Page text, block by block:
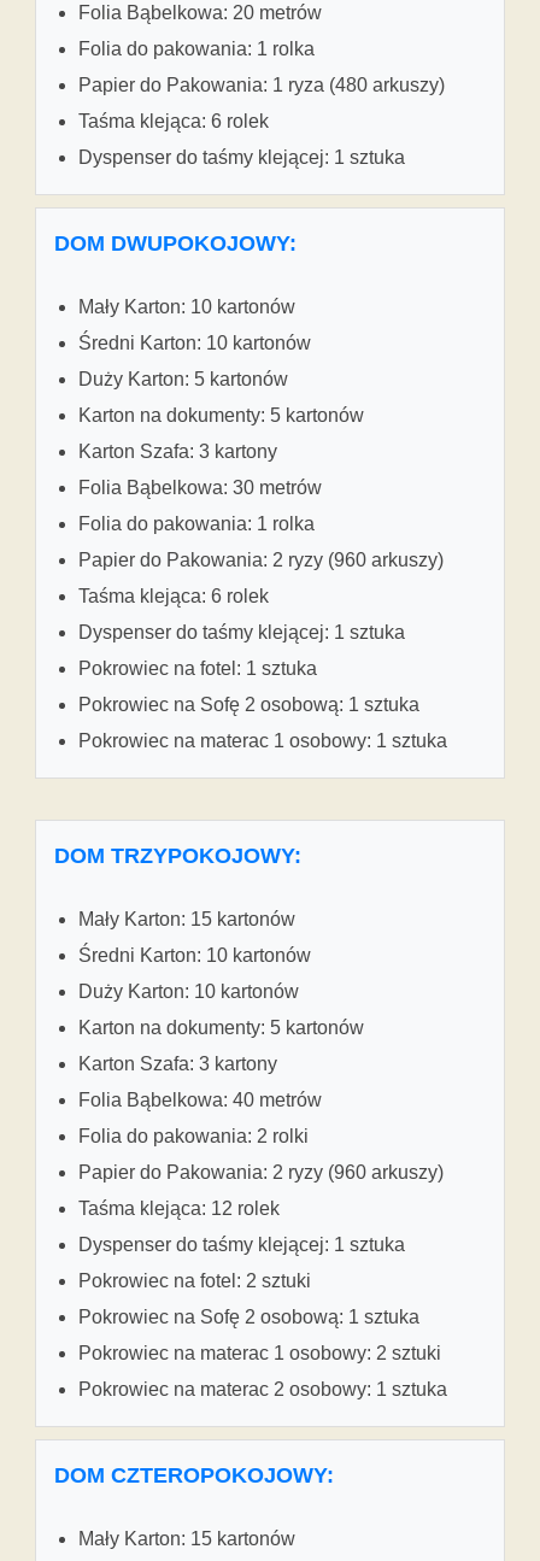
Folia Bąbelkowa: 20 metrów
Folia do pakowania: 1 rolka
Papier do Pakowania: 1 ryza (480 arkuszy)
Taśma klejąca: 6 rolek
Dyspenser do taśmy klejącej: 1 sztuka
DOM DWUPOKOJOWY:
Mały Karton: 10 kartonów
Średni Karton: 10 kartonów
Duży Karton: 5 kartonów
Karton na dokumenty: 5 kartonów
Karton Szafa: 3 kartony
Folia Bąbelkowa: 30 metrów
Folia do pakowania: 1 rolka
Papier do Pakowania: 2 ryzy (960 arkuszy)
Taśma klejąca: 6 rolek
Dyspenser do taśmy klejącej: 1 sztuka
Pokrowiec na fotel: 1 sztuka
Pokrowiec na Sofę 2 osobową: 1 sztuka
Pokrowiec na materac 1 osobowy: 1 sztuka
DOM TRZYPOKOJOWY:
Mały Karton: 15 kartonów
Średni Karton: 10 kartonów
Duży Karton: 10 kartonów
Karton na dokumenty: 5 kartonów
Karton Szafa: 3 kartony
Folia Bąbelkowa: 40 metrów
Folia do pakowania: 2 rolki
Papier do Pakowania: 2 ryzy (960 arkuszy)
Taśma klejąca: 12 rolek
Dyspenser do taśmy klejącej: 1 sztuka
Pokrowiec na fotel: 2 sztuki
Pokrowiec na Sofę 2 osobową: 1 sztuka
Pokrowiec na materac 1 osobowy: 2 sztuki
Pokrowiec na materac 2 osobowy: 1 sztuka
DOM CZTEROPOKOJOWY:
Mały Karton: 15 kartonów